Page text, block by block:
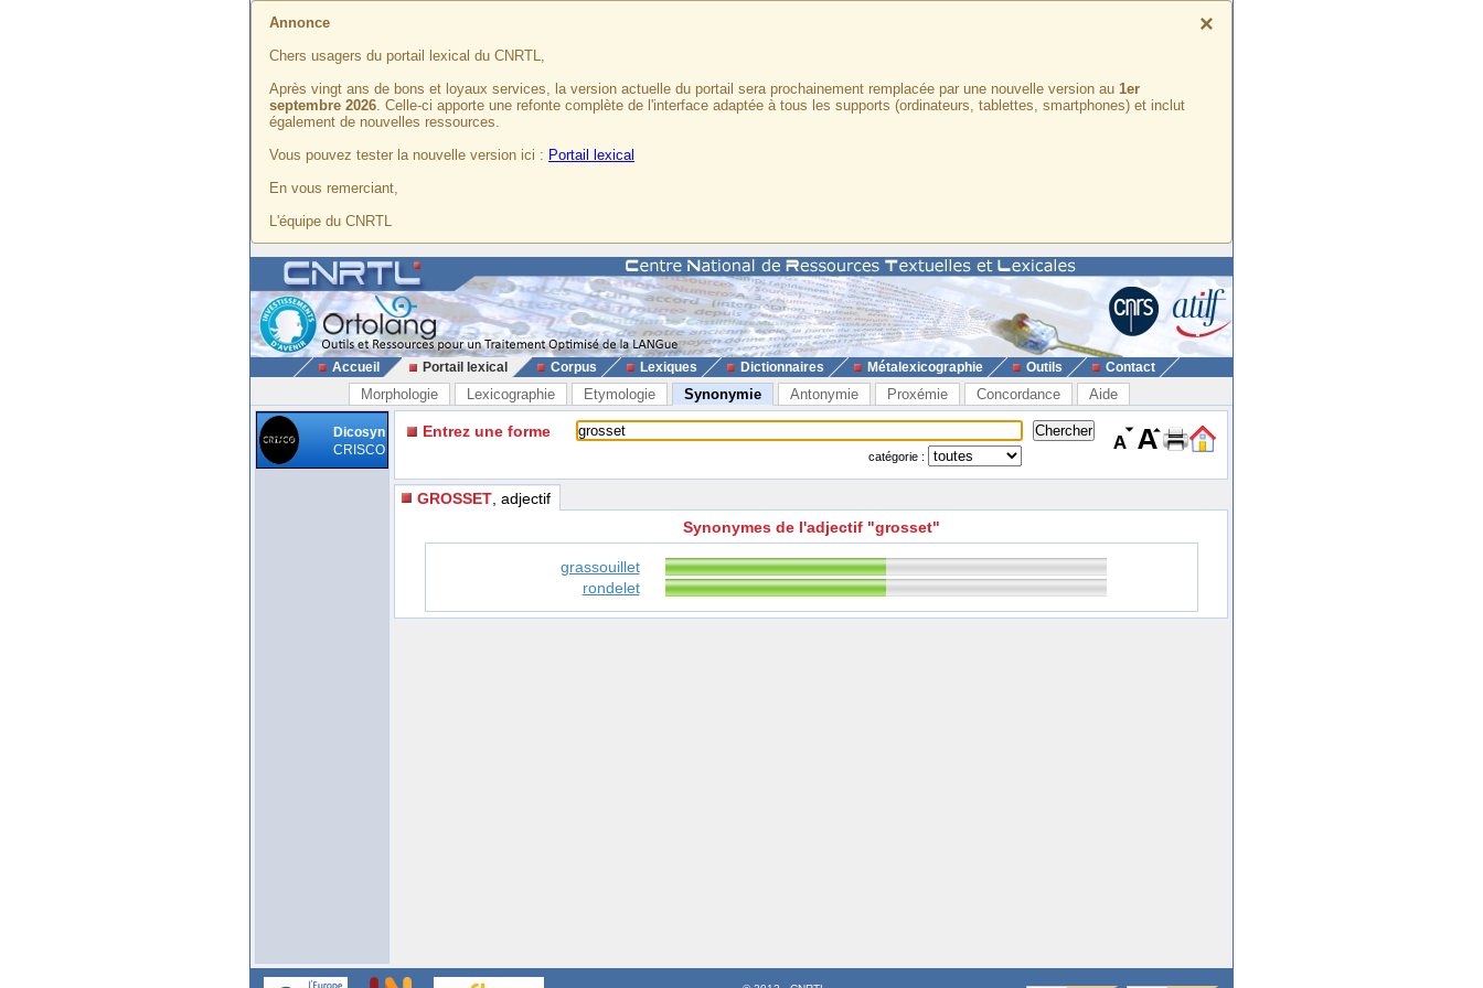
×
Annonce
Chers usagers du portail lexical du CNRTL,
Après vingt ans de bons et loyaux services, la version actuelle du portail sera prochainement remplacée par une nouvelle version au 1er
septembre 2026. Celle-ci apporte une refonte complète de l'interface adaptée à tous les supports (ordinateurs, tablettes, smartphones) et inclut
également de nouvelles ressources.
Vous pouvez tester la nouvelle version ici : Portail lexical
En vous remerciant,
L'équipe du CNRTL
Accueil Portail lexical Corpus Lexiques Dictionnaires Métalexicographie Outils Contact
Morphologie Lexicographie Etymologie Synonymie Antonymie Proxémie Concordance Aide
Dicosyn
CRISCO
Entrez une forme
catégorie :
GROSSET , adjectif
Synonymes de l'adjectif "grosset"
grassouillet
rondelet